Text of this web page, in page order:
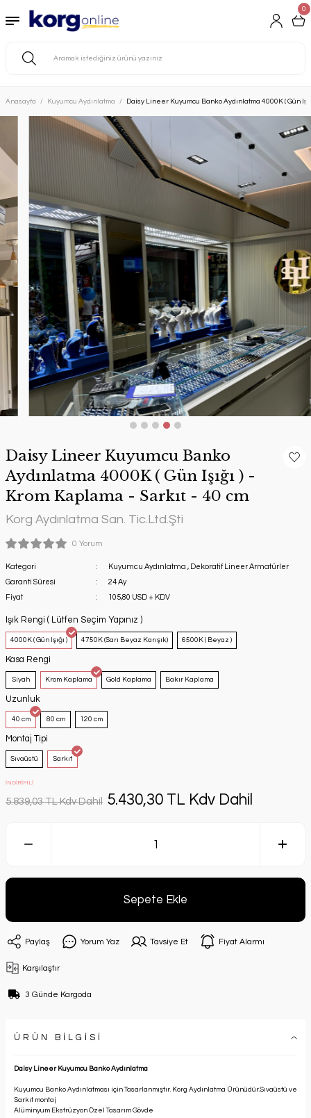
0
Anasayfa Kuyumcu Aydınlatma Daisy Lineer Kuyumcu Banko Aydınlatma 4000K ( Gün
Daisy Lineer Kuyumcu Banko
Aydınlatma 4000K ( Gün Işığı ) -
Krom Kaplama - Sarkıt - 40 cm
Korg Aydınlatma San. Tic.Ltd.Şti
0 Yorum
Kategori Kuyumcu Aydınlatma , Dekoratif Lineer Armatürler
Garanti Süresi
24 Ay
Fiyat
105,80 USD + KDV
Işık Rengi ( Lütfen Seçim Yapınız )
4000K ( Gün Işığı ) 4750K (Sarı Beyaz Karışık) 6500K ( Beyaz )
Kasa Rengi
Siyah Krom Kaplama Gold Kaplama Bakır Kaplama
Uzunluk
40 cm 80 cm 120 cm
Montaj Tipi
Sıvaüstü Sarkıt
İNDİRİMLİ
5.839,03 TL Kdv Dahil 5.430,30 TL Kdv Dahil
Sepete Ekle
Paylaş Yorum Yaz Tavsiye Et Fiyat Alarmı
Karşılaştır
3 Günde Kargoda
ÜRÜN BİLGİSİ
Daisy Lineer Kuyumcu Banko Aydınlatma
Kuyumcu Banko Aydınlatması için Tasarlanmıştır. Korg Aydınlatma Ürünüdür.Sıvaüstü ve
Sarkıt montaj
Alüminyum Ekstrüzyon Özel Tasarım Gövde
Geri Dön